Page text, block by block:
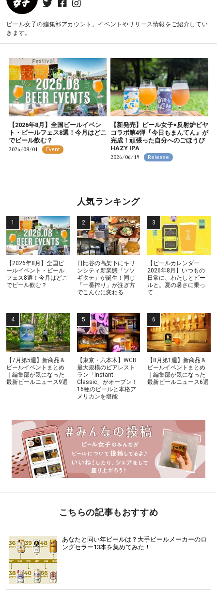
ビール女子の編集部アカウント。イベントやリリース情報をご紹介してい
きます。
【2026年8月】全国ビールイベン
ト・ビールフェス8選！今月はどこ
でビール飲む？
2026/08/04 Event
【新発売】ビール女子×反射炉ビヤ
コラボ第4弾『今日もまんてん』が
完成！頑張った自分へのごほうび
HAZY IPA
2026/06/19 Release
人気ランキング
【2026年8月】全国ビ
ールイベント・ビール
フェス8選！今月はどこ
でビール飲む？
日比谷の高架下にキリ
ンシティ新業態「ソソ
ギタテ」が誕生！同じ
「一番搾り」が注ぎ方
でこんなに変わる
【ビールカレンダー
2026年8月】いつもの
日常に、わたしとビー
ルと。夏の暑さに乗っ
て
【7月第5週】新商品＆
ビールイベントまとめ
｜編集部が気になった
最新ビールニュース9選
【東京・六本木】WCB
最大規模のビアレスト
ラン「Instant
Classic」がオープン！
16種のビールと本格ア
メリカンを堪能
【8月第1週】新商品＆
ビールイベントまとめ
｜編集部が気になった
最新ビールニュース6選
こちらの記事もおすすめ
あなたと同い年ビールは？大手ビールメーカーのロ
ングセラー13本を集めてみた！